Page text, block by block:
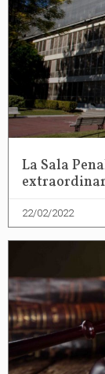
La Sala
22/02/2022